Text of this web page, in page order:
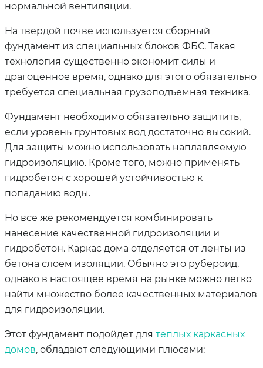
нормальной вентиляции.
На твердой почве используется сборный
фундамент из специальных блоков ФБС. Такая
технология существенно экономит силы и
драгоценное время, однако для этого обязательно
требуется специальная грузоподъемная техника.
Фундамент необходимо обязательно защитить,
если уровень грунтовых вод достаточно высокий.
Для защиты можно использовать наплавляемую
гидроизоляцию. Кроме того, можно применять
гидробетон с хорошей устойчивостью к
попаданию воды.
Но все же рекомендуется комбинировать
нанесение качественной гидроизоляции и
гидробетон. Каркас дома отделяется от ленты из
бетона слоем изоляции. Обычно это рубероид,
однако в настоящее время на рынке можно легко
найти множество более качественных материалов
для гидроизоляции.
Этот фундамент подойдет для теплых каркасных
домов, обладают следующими плюсами: